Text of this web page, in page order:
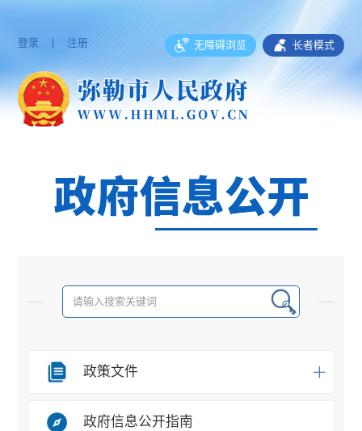
登录 | 注册 无障碍浏览 长者模式
政策文件
政府信息公开指南